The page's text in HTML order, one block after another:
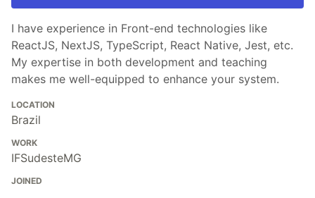
I have experience in Front-end technologies like
ReactJS, NextJS, TypeScript, React Native, Jest, etc.
My expertise in both development and teaching
makes me well-equipped to enhance your system.
LOCATION
Brazil
WORK
IFSudesteMG
JOINED